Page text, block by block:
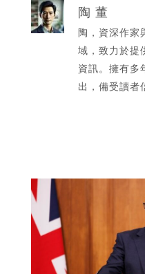
陶 董
陶，資深作家
域，致力於提
資訊。擁有多
出，備受讀者